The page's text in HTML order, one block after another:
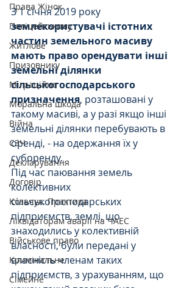
Права Жінок
Поліцейському
Житлове
Призовнику
Міграційне
Моральна шкода
Війна
СЗЧ
Декларування
Договір
Козачук. Практика
Ліквідаторам аварії на ЧАЕС
Військове право
Кримінальне
Сімейне
З 1 січня 2019 року
землекористувачі істотних
частин земельного масиву
мають право орендувати інші
земельні ділянки
сільськогосподарського
призначення, розташовані у
такому масиві, а у разі якщо інші
земельні ділянки перебувають в
оренді, - на одержання їх у
суборенду.
Під час паювання земель
колективних
сільськогосподарських
підприємств, землі, що
знаходились у колективній
власності, були передані у
власність членам таких
підприємств, з урахуванням, що